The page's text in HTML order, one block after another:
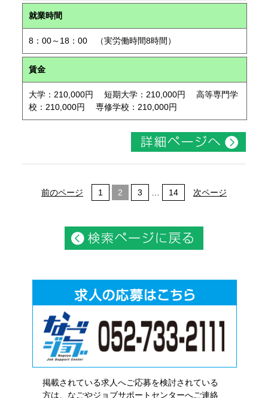
就業時間
8：00～18：00 （実労働時間8時間）
賃金
大学：210,000円 短期大学：210,000円 高等専門学
校：210,000円 専修学校：210,000円
前のページ 1 2 3 14 次ページ
掲載されている求人へご応募を検討されている
方は、なごやジョブサポートセンターへご連絡